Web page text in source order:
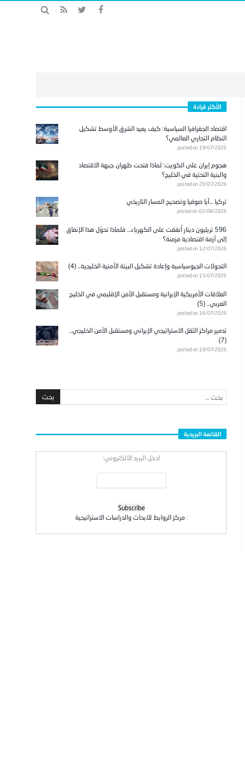
الأكثر قراءة
اقتصاد الجغرافيا السياسية: كيف يعيد الشرق الأوسط تشكيل
النظام التجاري العالمي؟
posted on 19/07/2026
هجوم إيران على الكويت: لماذا فتحت طهران جبهة الاقتصاد
والبنية التحتية في الخليج؟
posted on 20/07/2026
تركيا …آيا صوفيا وتصحيح المسار التاريخي
posted on 02/08/2026
596 تريليون دينار أُنفقت على الكهرباء… فلماذا تحوّل هذا الإنفاق
إلى أزمة اقتصادية مزمنة؟
posted on 12/07/2026
التحولات الجيوسياسية وإعادة تشكيل البيئة الأمنية الخليجية.. (4)
posted on 15/07/2026
العلاقات الأمريكية الإيرانية ومستقبل الأمن الإقليمي في الخليج
العربي.. (5)
posted on 16/07/2026
تدمير مراكز الثقل الاستراتيجي الإيراني ومستقبل الأمن الخليجي..
(7)
posted on 19/07/2026
القائمة البريدية
ادخل البريد الالكتروني:
:مركز الروابط للابحاث والدراسات الاستراتيجية